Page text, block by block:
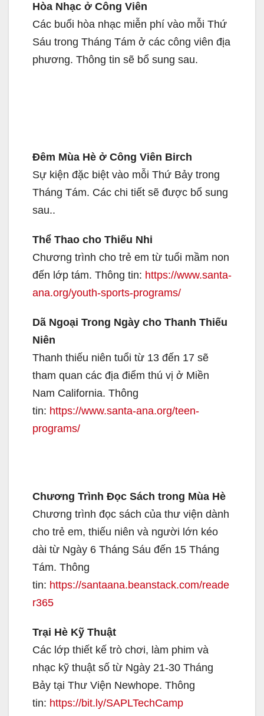
Hòa Nhạc ở Công Viên
Các buổi hòa nhạc miễn phí vào mỗi Thứ
Sáu trong Tháng Tám ở các công viên địa
phương. Thông tin sẽ bổ sung sau.
Đêm Mùa Hè ở Công Viên Birch
Sự kiện đặc biệt vào mỗi Thứ Bảy trong
Tháng Tám. Các chi tiết sẽ được bổ sung
sau..
Thể Thao cho Thiếu Nhi
Chương trình cho trẻ em từ tuổi mầm non
đến lớp tám. Thông tin: https://www.santa-
ana.org/youth-sports-programs/
Dã Ngoại Trong Ngày cho Thanh Thiếu
Niên
Thanh thiếu niên tuổi từ 13 đến 17 sẽ
tham quan các địa điểm thú vị ở Miền
Nam California. Thông
tin: https://www.santa-ana.org/teen-
programs/
Chương Trình Đọc Sách trong Mùa Hè
Chương trình đọc sách của thư viện dành
cho trẻ em, thiếu niên và người lớn kéo
dài từ Ngày 6 Tháng Sáu đến 15 Tháng
Tám. Thông
tin: https://santaana.beanstack.com/reade
r365
Trại Hè Kỹ Thuật
Các lớp thiết kế trò chơi, làm phim và
nhạc kỹ thuật số từ Ngày 21-30 Tháng
Bảy tại Thư Viện Newhope. Thông
tin: https://bit.ly/SAPLTechCamp